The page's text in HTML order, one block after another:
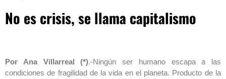
No es crisis, se llama capitalismo
Por Ana Villarreal (*).-Ningún ser humano escapa a las
condiciones de fragilidad de la vida en el planeta. Producto de la